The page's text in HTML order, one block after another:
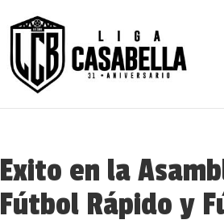
Exito en la
Fútbol Rápido y